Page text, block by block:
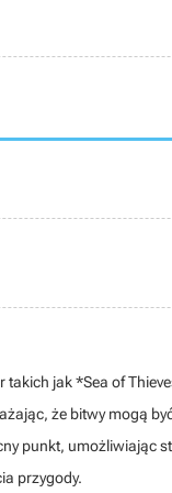
takich jak *Sea of
że bitwy mogą
punkt, umożliwiając
przygody.